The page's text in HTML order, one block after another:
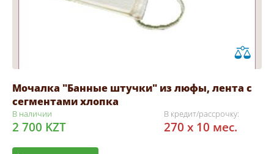
Мочалка "Банные штучки" из люфы, лента с
сегментами хлопка
В наличии
2 700 KZT
В кредит/рассрочку:
270 x 10 мес.